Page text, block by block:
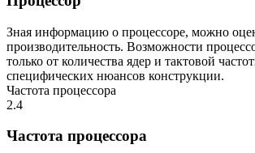
Зная информацию о процессоре, можно
производительность. Возможности
только от количества ядер и тактовой
специфических нюансов конструкции.
Частота процессора
2.4
Частота процессора